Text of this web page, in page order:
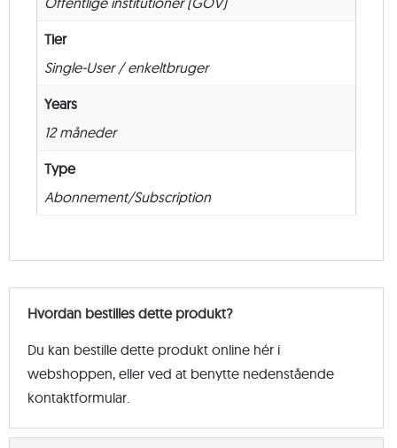
måneder
Tier
Single-User / enkeltbruger
Years
12 måneder
Type
Abonnement/Subscription
Hvordan bestilles dette produkt?
Du kan bestille dette produkt online hér i
webshoppen, eller ved at benytte nedenstående
kontaktformular.